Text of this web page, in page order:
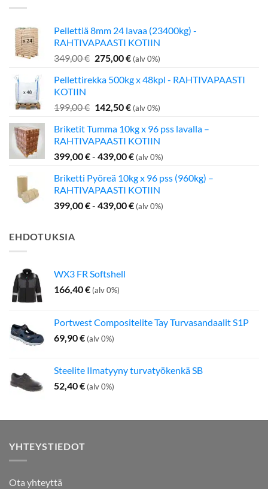
Pellettiä 8mm 24 lavaa (23400kg) -
RAHTIVAPAASTI KOTIIN
349,00€ Alkuperäinen
oli:
275,00€Nykyinen
on:
(alv 0%)
Pellettirekka 500kg x 48kpl - RAHTIVAPAASTI
KOTIIN
199,00€ Alkuperäinen
oli:
199,00 €.
142,50€Nykyinen
on:
142,50 €.
(alv 0%)
Briketit Tumma 10kg x 96 pss lavalla –
RAHTIVAPAASTI KOTIIN
399,00€- 439,00€ (alv 0%)
Briketti Pyöreä 10kg x 96 pss (960kg) –
RAHTIVAPAASTI KOTIIN
399,00€- 439,00€ (alv 0%)
EHDOTUKSIA
WX3 FR Softshell
166,40€ (alv 0%)
Portwest Compositelite Tay Turvasandaalit S1P
69,90€ (alv 0%)
Steelite Ilmatyyny turvatyökenkä SB
52,40€ (alv 0%)
YHTEYSTIEDOT
Ota yhteyttä